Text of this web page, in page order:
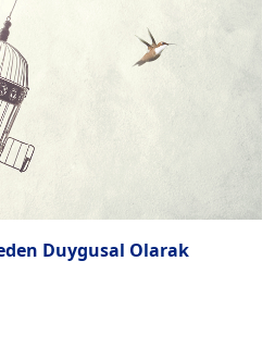
Duygusal Olarak